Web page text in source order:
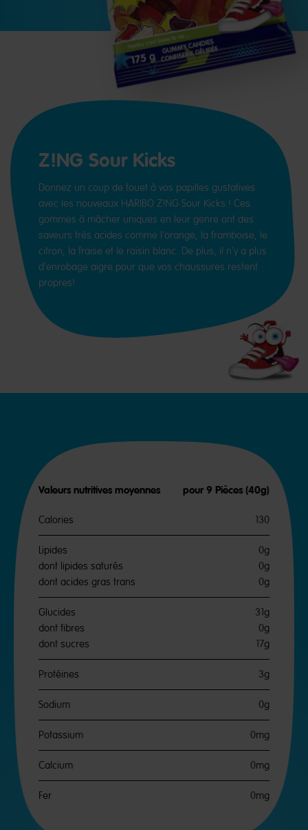
Z!NG Sour Kicks
Donnez un coup de fouet à vos papilles gustatives
avec les nouveaux HARIBO Z!NG Sour Kicks ! Ces
gommes à mâcher uniques en leur genre ont des
saveurs très acides comme l'orange, la framboise, le
citron, la fraise et le raisin blanc. De plus, il n'y a plus
d'enrobage aigre pour que vos chaussures restent
propres!
Valeurs nutritives moyennes pour 9 Pièces (40g)
Calories 130
Lipides
0g
dont lipides saturés
0g
dont acides gras trans
0g
Glucides
31g
dont fibres
0g
dont sucres
17g
Protéines 3g
Sodium 0g
Potassium 0mg
Calcium 0mg
Fer 0mg